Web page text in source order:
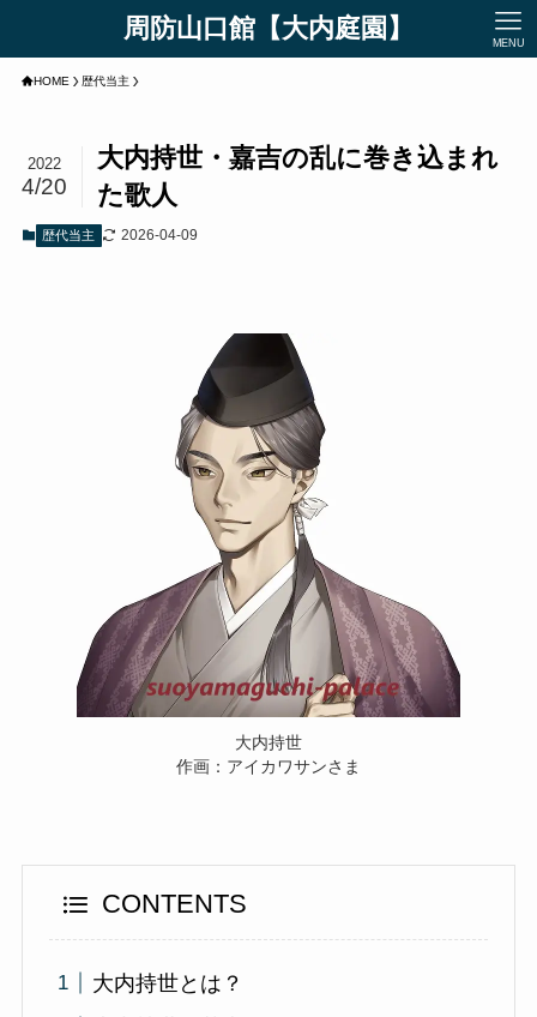
周防山口館【大内庭園】 MENU
HOME 歴代当主
大内持世・嘉吉の乱に巻き込まれ
た歌人
2022
4/20
歴代当主 2026-04-09
大内持世
作画：アイカワサンさま
CONTENTS
大内持世とは？